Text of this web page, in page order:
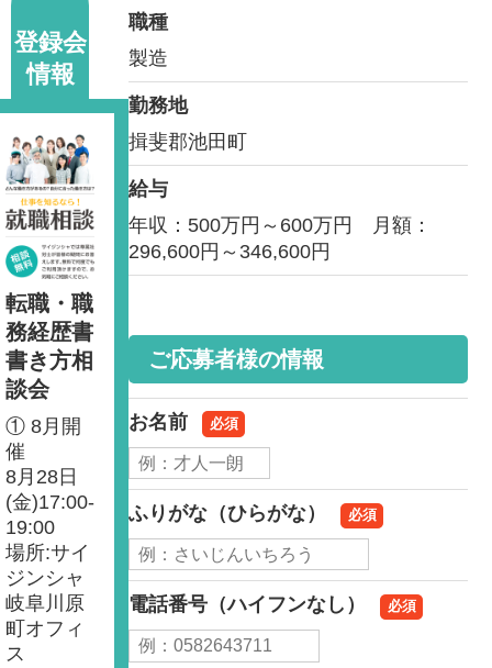
職種
製造
勤務地
揖斐郡池田町
給与
年収：500万円～600万円 月額：
296,600円～346,600円
ご応募者様の情報
お名前 必須
ふりがな（ひらがな） 必須
電話番号（ハイフンなし） 必須
登録会
情報
転職・職
務経歴書
書き方相
談会
① 8月開
催
8月28日
(金)17:00-
19:00
場所:サイ
ジンシャ
岐阜川原
町オフィ
ス